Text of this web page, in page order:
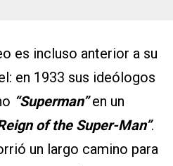
es incluso anterior a su
en 1933 sus ideólogos
“Superman”en un
of the Super-Man”.
un largo camino para